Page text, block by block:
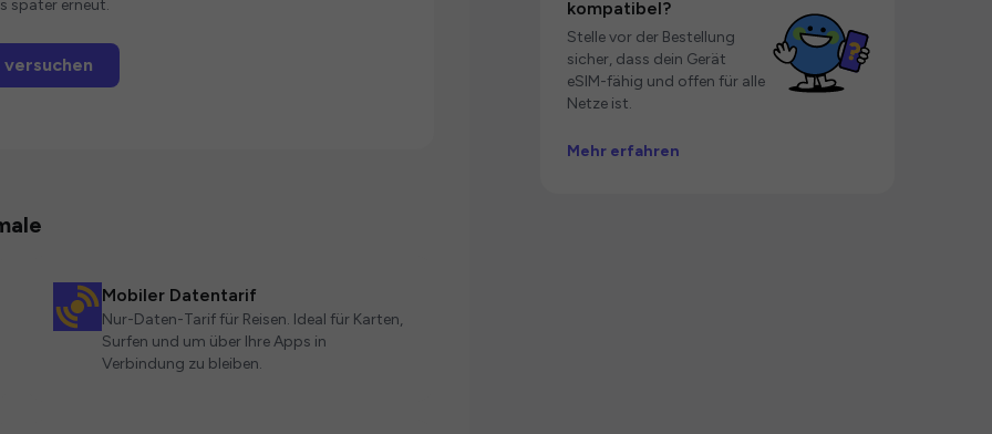
später erneut.
Mobiler Datentarif
Nur-Daten-Tarif für Reisen. Ideal für Karten,
Surfen und um über Ihre Apps in
Verbindung zu bleiben.
kompatibel?
Stelle vor der Bestellung
sicher, dass dein Gerät
eSIM-fähig und offen für alle
Netze ist.
Mehr erfahren